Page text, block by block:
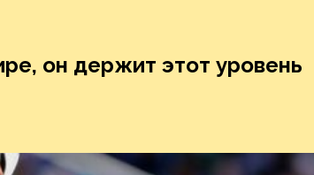
он держит этот уровень